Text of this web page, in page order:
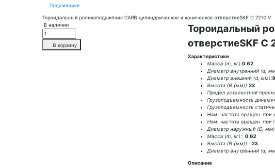
Подшипники
Тороидальный роликоподшипник CARB цилиндрическое и коническое отверстиеSKF C 2210 V
В наличии
В корзину
Тороидальный
отверстиеSKF C
Характеристики
Масса (m, кг):0.62
Диаметр внутренний (d,
Диаметр внешний (d, мм):
Высота (В (мм)):23
Предел усталостной
Грузоподъемность
Грузоподъемность
Ном. частота вращен. при
Ном. частота вращен. при
Диаметр наружный (D,
Масса (m, кг):: 0.62
Высота (В (мм)):: 23
Диаметр внутренний (d,
Описание